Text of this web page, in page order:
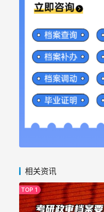
相关资讯